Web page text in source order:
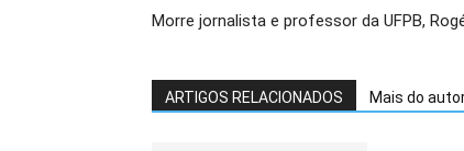
Morre jornalista e professor da UFPB,
ARTIGOS RELACIONADOS Mais do